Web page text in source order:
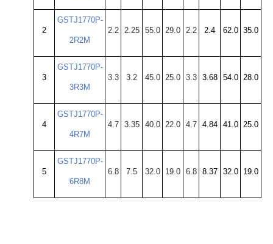
2
GSTJ1770P-
2R2M
2.2 2.25 55.0 29.0 2.2 2.4 62.0 35.0
3
GSTJ1770P-
3R3M
3.3 3.2 45.0 25.0 3.3 3.68 54.0 28.0
4
GSTJ1770P-
4R7M
4.7 3.35 40.0 22.0 4.7 4.84 41.0 25.0
5
GSTJ1770P-
6R8M
6.8 7.5 32.0 19.0 6.8 8.37 32.0 19.0